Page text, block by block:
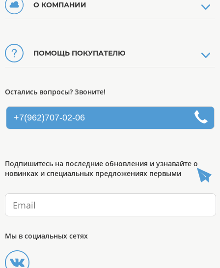
О КОМПАНИИ
ПОМОЩЬ ПОКУПАТЕЛЮ
Остались вопросы? Звоните!
+7(962)707-02-06
Подпишитесь на последние обновления и узнавайте о
новинках и специальных предложениях первыми
Мы в социальных сетях